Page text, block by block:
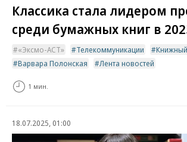
Классика стала лидером
среди бумажных книг в
«Эксмо-АСТ» Телекоммуникации
Варвара Полонская
Лента новостей
1 мин.
18.07.2025, 01:00